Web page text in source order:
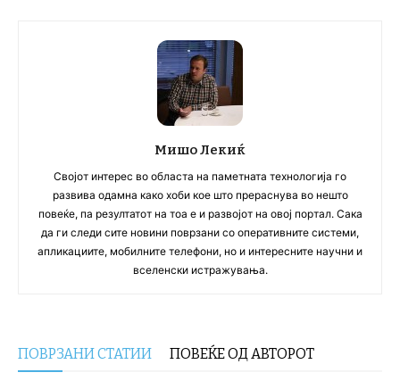
Мишо Лекиќ
Својот интерес во областа на паметната технологија го
развива одамна како хоби кое што прераснува во нешто
повеќе, па резултатот на тоа е и развојот на овој портал. Сака
да ги следи сите новини поврзани со оперативните системи,
апликациите, мобилните телефони, но и интересните научни и
вселенски истражувања.
ПОВРЗАНИ СТАТИИ ПОВЕЌЕ ОД АВТОРОТ